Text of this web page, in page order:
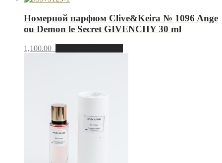
Номерной парфюм Clive&Keira № 1096 Ange
ou Demon le Secret GIVENCHY 30 ml
1,100.00